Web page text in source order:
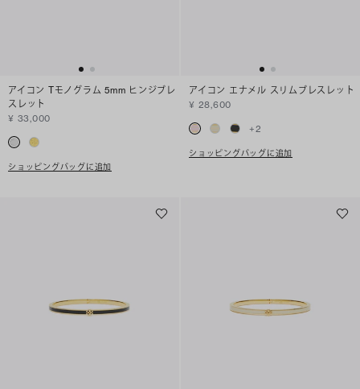
アイコン Tモノグラム 5mm ヒンジブレ
スレット
¥ 33,000
ショッピングバッグに追加
アイコン エナメル スリムブレスレット
¥ 28,600
+2
ショッピングバッグに追加